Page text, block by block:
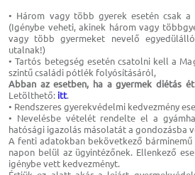
• Három vagy több gyerek esetén csak
(Igénybe veheti, akinek három vagy
vagy több gyermeket nevelő
utalnak!)
• Tartós betegség esetén csatolni kell a
szintű családi pótlék folyósításáról,
Abban az esetben, ha a gyermek diétás
Letölthető: itt.
• Rendszeres gyerekvédelmi kedvezmény
• Nevelésbe vételét rendelte el a
hatósági igazolás másolatát a gondozásba
A fenti adatokban bekövetkező
napon belül az ügyintézőnek. Ellenkező
igénybe vett kedvezményt.